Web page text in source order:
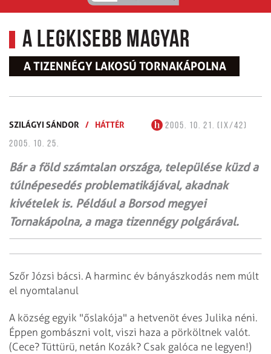
A legkisebb magyar
A TIZENNÉGY LAKOSÚ TORNAKÁPOLNA
SZILÁGYI SÁNDOR / HÁTTÉR
2005. 10. 21. (IX/42)
2005. 10. 25.
Bár a föld számtalan országa, települése küzd a
túlnépesedés problematikájával, akadnak
kivételek is. Például a Borsod megyei
Tornakápolna, a maga tizennégy polgárával.
Szőr Józsi bácsi. A harminc év bányászkodás nem múlt
el nyomtalanul
A község egyik "őslakója" a hetvenöt éves Julika néni.
Éppen gombászni volt, viszi haza a pörköltnek valót.
(Cece? Tüttürü, netán Kozák? Csak galóca ne legyen!)